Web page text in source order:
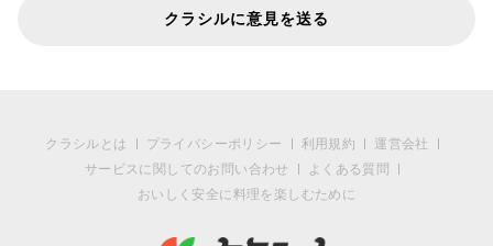
クラシルに意見を送る
クラシルとは プライバシーポリシー 利用規約
運営会社
サービスに関してのお問い合わせ
よくある質問
おいしく安全に料理を楽しむために